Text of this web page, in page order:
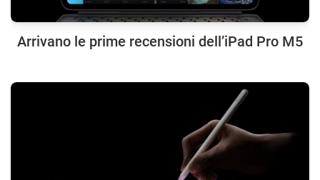
Arrivano le prime recensioni dell’iPad Pro M5